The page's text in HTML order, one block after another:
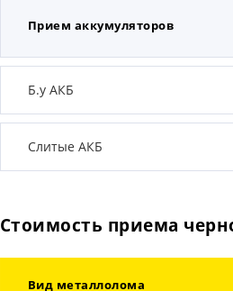
Прием аккумуляторов
Б.у АКБ
Слитые АКБ
Стоимость приема
Вид металлолома